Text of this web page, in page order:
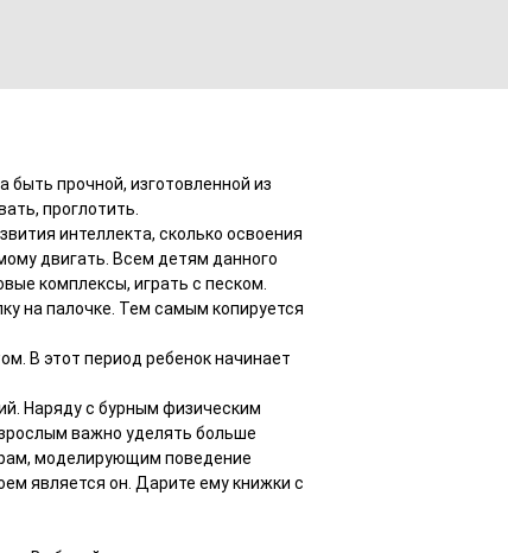
быть прочной, изготовленной из
проглотить.
интеллекта, сколько освоения
двигать. Всем детям данного
комплексы, играть с песком.
на палочке. Тем самым копируется
В этот период ребенок начинает
Наряду с бурным физическим
важно уделять больше
моделирующим поведение
является он. Дарите ему книжки с